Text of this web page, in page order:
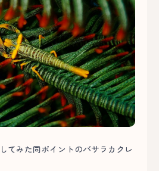
てみた同ポイントのバサラカクレ